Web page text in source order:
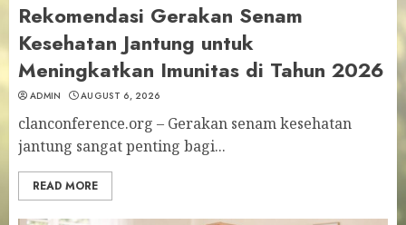
Rekomendasi Gerakan Senam
Kesehatan Jantung untuk
Meningkatkan Imunitas di Tahun 2026
ADMIN AUGUST 6, 2026
clanconference.org – Gerakan senam kesehatan
jantung sangat penting bagi...
READ MORE